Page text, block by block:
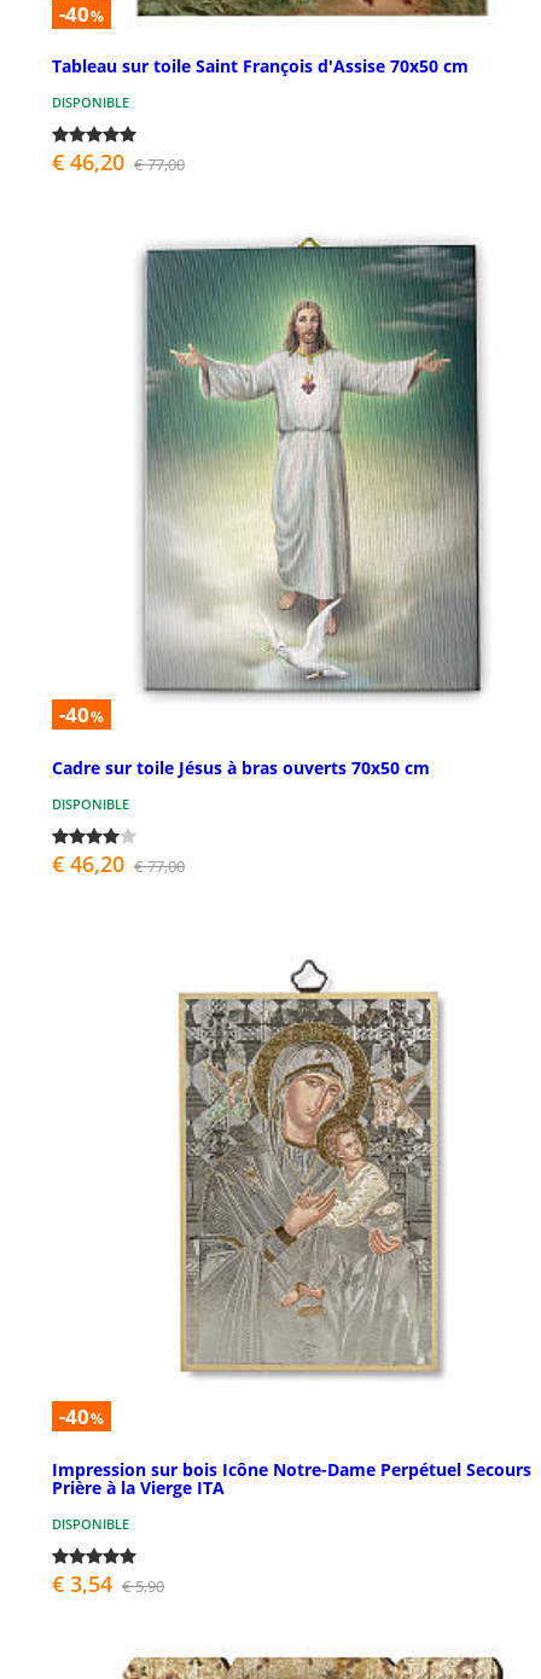
-40%
Tableau sur toile Saint François d'Assise 70x50 cm
DISPONIBLE
€ 46,20 € 77,00
-40%
Cadre sur toile Jésus à bras ouverts 70x50 cm
DISPONIBLE
€ 46,20 € 77,00
-40%
Impression sur bois Icône Notre-Dame Perpétuel Secours
Prière à la Vierge ITA
DISPONIBLE
€ 3,54 € 5,90